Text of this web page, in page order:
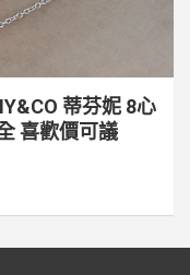
蒂芬妮 8心
喜歡價可議